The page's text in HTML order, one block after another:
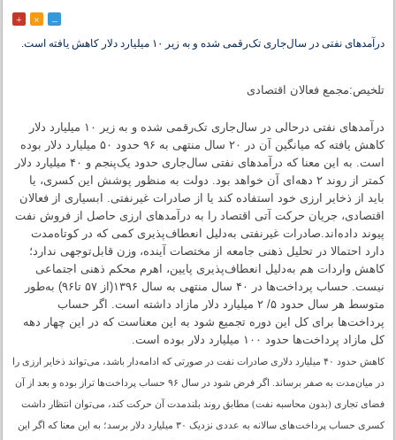
–
×
+
درآمدهای نفتی در سال‌جاری تک‌رقمی شده و به زیر ۱۰ میلیارد دلار کاهش یافته است.
تلخیص:مجمع فعالان اقتصادی
درآمدهای نفتی درحالی در سال‌جاری تک‌رقمی شده و به زیر ۱۰ میلیارد دلار
کاهش یافته که میانگین آن در ۲۰ سال منتهی به ۹۶ حدود ۵۰ میلیارد دلار بوده
است. به این معنا که درآمدهای نفتی سال‌جاری حدود یک‌پنجم و ۴۰ میلیارد دلار
کمتر از روند ۲ دهه‌ای آن خواهد بود. دولت به منظور پوشش این کسری، یا
باید از ذخایر ارزی خود استفاده کند یا از صادرات غیرنفتی. ابسیاری از فعالان
اقتصادی، جریان حرکت آتی اقتصاد را به درآمدهای ارزی حاصل از فروش نفت
پیوند داده‌اند.صادرات غیرنفتی به‌دلیل انعطاف‌پذیری کمی که در کوتاه‌مدت
دارد احتمالا در تحلیل ذهنی جامعه از مختصات آینده، وزن قابل‌توجهی ندارد؛
کاهش واردات هم به‌دلیل انعطاف‌پذیری پایین، اهرم محکم ذهنی اجتماعی
نیست. حساب پرداخت‌ها در ۴۰ سال منتهی به سال ۱۳۹۶(از ۵۷ تا۹۶) به‌طور
متوسط هر سال حدود ۵/ ۲ میلیارد دلار مازاد داشته است. اگر حساب
پرداخت‌ها برای کل این دوره تجمیع شود به این معناست که در این چهار دهه
کل مازاد پرداخت‌ها حدود ۱۰۰ میلیارد دلار بوده است.
کاهش حدود ۴۰ میلیارد دلاری صادرات نفت در صورتی که ادامه‌دار باشد، می‌تواند ذخایر ارزی را
در میان‌مدت به صفر برساند. اگر فرض شود در سال ۹۶ حساب پرداخت‌ها تراز بوده و بعد از آن
فضای تجاری (بدون محاسبه نفت) مطابق روند بلندمدت آن حرکت کند، می‌توان انتظار داشت
کسری حساب پرداخت‌های سالانه به عددی نزدیک ۳۰ میلیارد دلار برسد؛ به این معنا که اگر این